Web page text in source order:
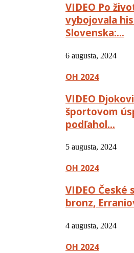
VIDEO Po
vybojovala
Slovenska:…
6 augusta, 2024
OH 2024
VIDEO
športovom
podľahol…
5 augusta, 2024
OH 2024
VIDEO České
bronz,
4 augusta, 2024
OH 2024